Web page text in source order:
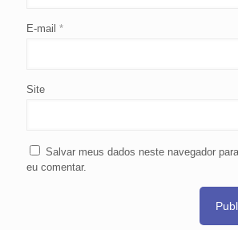
E-mail *
Site
Salvar meus dados neste navegador
eu comentar.